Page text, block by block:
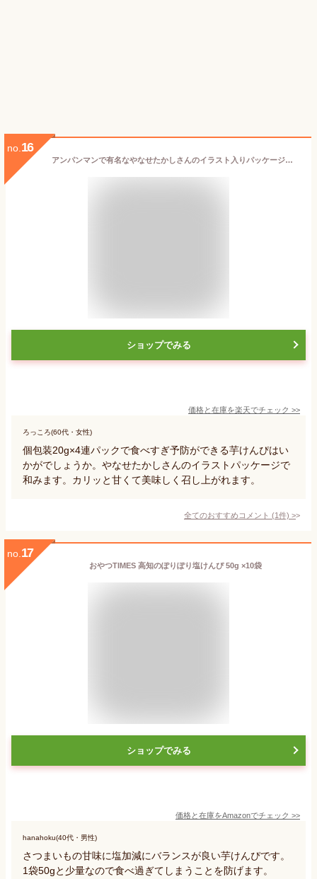
no. 16
アンパンマンで有名なやなせたかしさんのイラスト入りパッケージ【芋けんぴ】20g×4袋
ショップでみる
価格と在庫を楽天でチェック >>
ろっころ(60代・女性)
個包装20g×4連パックで食べすぎ予防ができる芋けんぴはい
かがでしょうか。やなせたかしさんのイラストパッケージで
和みます。カリッと甘くて美味しく召し上がれます。
全てのおすすめコメント (1件) >
no. 17
おやつTIMES 高知のぽりぽり塩けんぴ 50g ×10袋
ショップでみる
価格と在庫をAmazonでチェック >>
hanahoku(40代・男性)
さつまいもの甘味に塩加減にバランスが良い芋けんぴです。
1袋50gと少量なので食べ過ぎてしまうことを防げます。